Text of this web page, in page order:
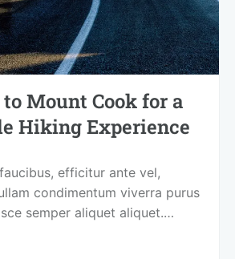
Mount Cook for a
Hiking Experience
efficitur ante vel,
condimentum viverra purus
semper aliquet aliquet.
ipsum dignissim at.